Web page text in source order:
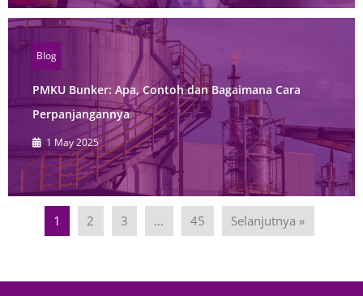
Blog
PMKU Bunker: Apa, Contoh dan Bagaimana Cara
Perpanjangannya
1 May 2025
1 2 3 … 45 Selanjutnya »